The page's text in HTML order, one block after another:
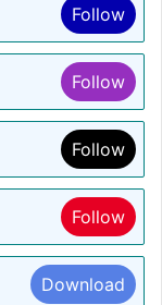
Follow
Follow
Follow
Follow
Download